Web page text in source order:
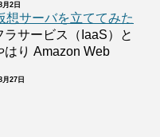
2日
想サーバを立ててみた
ラサービス（IaaS）と
はり Amazon Web
27日